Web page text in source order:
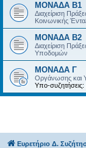
ΜΟΝΑΔΑ Β1
Διαχείριση
Κοινωνικής
ΜΟΝΑΔΑ Β2
Διαχείριση
Υποδομών
ΜΟΝΑΔΑ Γ
Οργάνωσης και
Υπο-συζητήσεις:
Ευρετήριο Δ.